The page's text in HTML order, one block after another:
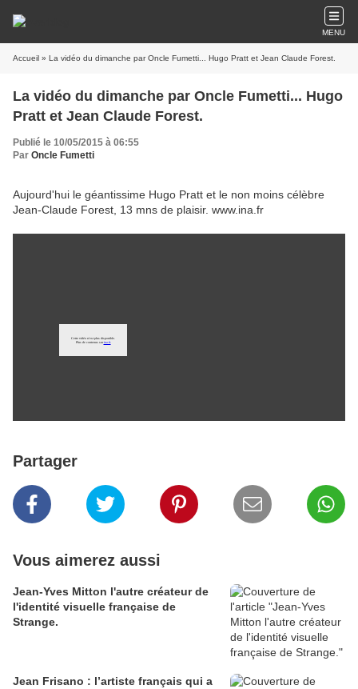
MENU
Accueil » La vidéo du dimanche par Oncle Fumetti... Hugo Pratt et Jean Claude Forest.
La vidéo du dimanche par Oncle Fumetti... Hugo
Pratt et Jean Claude Forest.
Publié le 10/05/2015 à 06:55
Par Oncle Fumetti
Aujourd'hui le géantissime Hugo Pratt et le non moins célèbre
Jean-Claude Forest, 13 mns de plaisir. www.ina.fr
Partager
Vous aimerez aussi
Jean-Yves Mitton l'autre créateur de
l'identité visuelle française de
Strange.
Jean Frisano : l’artiste français qui a